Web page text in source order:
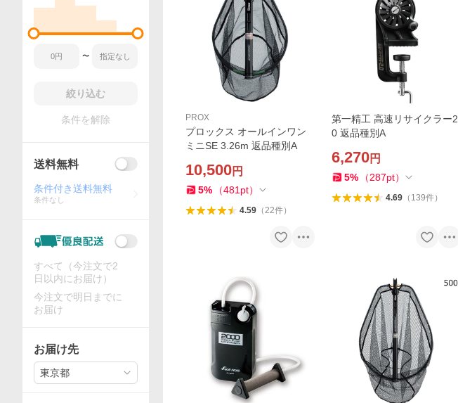
PROX
プロックス オールインワン
ミニSE 3.26m 返品種別A
10,500円
5% （481 pt）
4.59（22件）
第一精工 高速リサイクラー2.
0 返品種別A
6,270円
5% （287pt）
4.69（ 139件）
〜
絞り込む
条件を解除
送料無料
条件付き送料無料
条件なし
すべて（今注文で2
日以内にお届け）
今注文で明日までに
お届け
お届け先
東京都